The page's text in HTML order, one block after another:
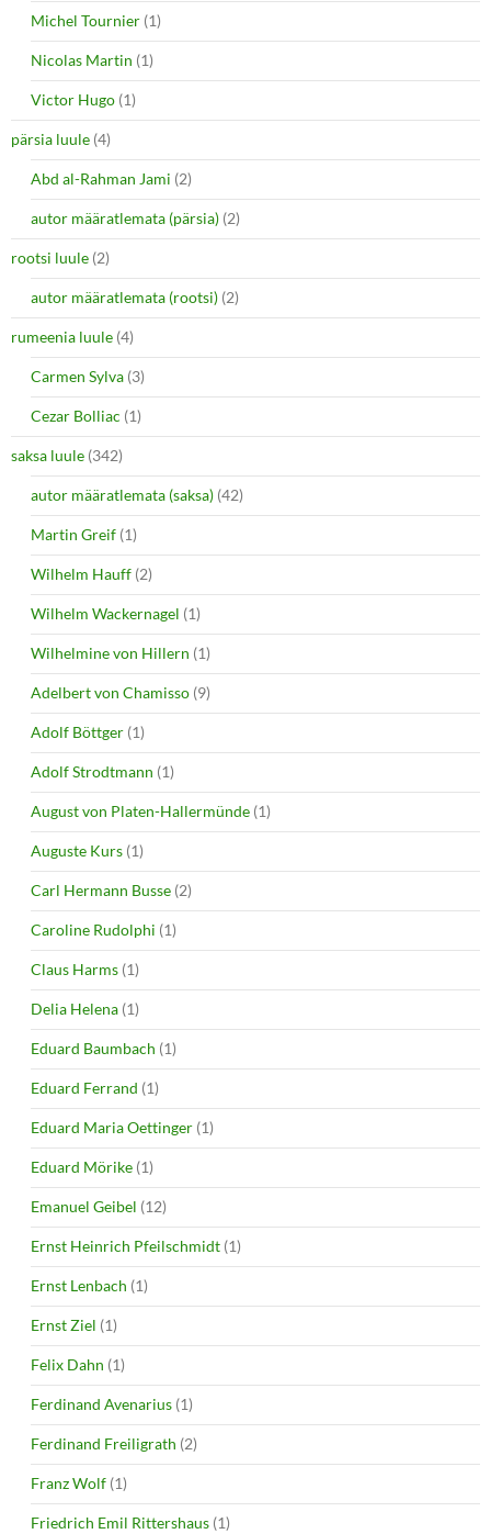
Michel Tournier (1)
Nicolas Martin (1)
Victor Hugo (1)
pärsia luule (4)
Abd al-Rahman Jami (2)
autor määratlemata (pärsia) (2)
rootsi luule (2)
autor määratlemata (rootsi) (2)
rumeenia luule (4)
Carmen Sylva (3)
Cezar Bolliac (1)
saksa luule (342)
autor määratlemata (saksa) (42)
Martin Greif (1)
Wilhelm Hauff (2)
Wilhelm Wackernagel (1)
Wilhelmine von Hillern (1)
Adelbert von Chamisso (9)
Adolf Böttger (1)
Adolf Strodtmann (1)
August von Platen-Hallermünde (1)
Auguste Kurs (1)
Carl Hermann Busse (2)
Caroline Rudolphi (1)
Claus Harms (1)
Delia Helena (1)
Eduard Baumbach (1)
Eduard Ferrand (1)
Eduard Maria Oettinger (1)
Eduard Mörike (1)
Emanuel Geibel (12)
Ernst Heinrich Pfeilschmidt (1)
Ernst Lenbach (1)
Ernst Ziel (1)
Felix Dahn (1)
Ferdinand Avenarius (1)
Ferdinand Freiligrath (2)
Franz Wolf (1)
Friedrich Emil Rittershaus (1)